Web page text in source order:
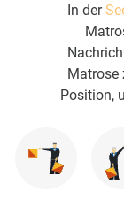
In der
Matrose
Position,